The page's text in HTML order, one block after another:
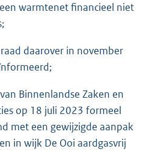
warmtenet financieel niet
daarover in november
Binnenlandse Zaken en
op 18 juli 2023 formeel
met een gewijzigde aanpak
in wijk De Ooi aardgasvrij